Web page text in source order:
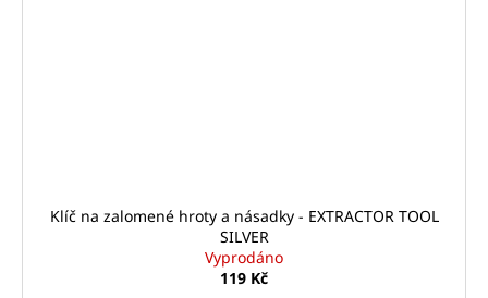
Klíč na zalomené hroty a násadky - EXTRACTOR TOOL
SILVER
Vyprodáno
119 Kč